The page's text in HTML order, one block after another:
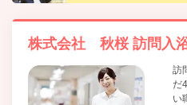
株式会社 秋桜 訪問入
訪
だ
い